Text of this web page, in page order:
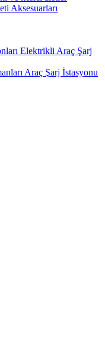
Aksesuarları
Elektrikli Araç Şarj
Araç Şarj İstasyonu